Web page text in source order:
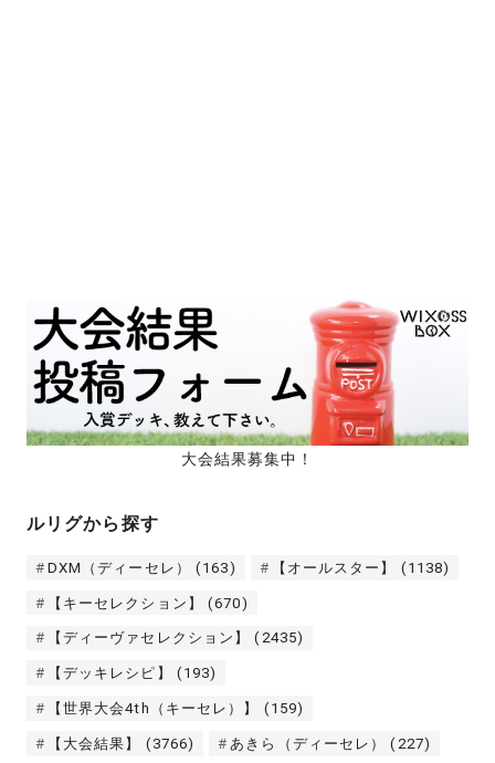
大会結果募集中！
ルリグから探す
DXM（ディーセレ） (163) 【オールスター】 (1138)
【キーセレクション】 (670)
【ディーヴァセレクション】 (2435)
【デッキレシピ】 (193)
【世界大会4th（キーセレ）】 (159)
【大会結果】 (3766) あきら（ディーセレ） (227)